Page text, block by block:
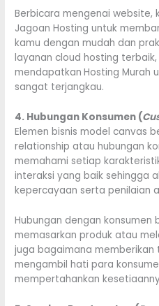
Berbicara mengenai website,
Jagoan Hosting untuk
kamu dengan mudah dan
layanan cloud hosting terbaik,
mendapatkan Hosting Murah
sangat terjangkau.
4. Hubungan Konsumen (
Elemen bisnis model canvas
relationship atau hubungan
memahami setiap
interaksi yang baik sehingga
kepercayaan serta penilaian
Hubungan dengan konsumen
memasarkan produk atau
juga bagaimana
mengambil hati para
mempertahankan